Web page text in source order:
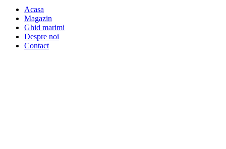
Acasa
Magazin
Ghid marimi
Despre noi
Contact